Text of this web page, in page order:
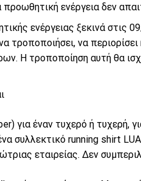
ενέργεια δεν
ενέργειας ξεκινά
τροποποιήσει, να
Η τροποποίηση αυτή θα
για έναν τυχερό ή τυχερή,
συλλεκτικό running shirt
εταιρείας. Δεν